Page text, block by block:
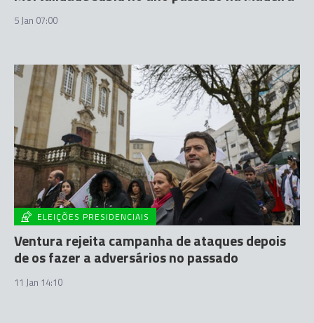
5 Jan 07:00
ELEIÇÕES PRESIDENCIAIS
Ventura rejeita campanha de ataques depois
de os fazer a adversários no passado
11 Jan 14:10